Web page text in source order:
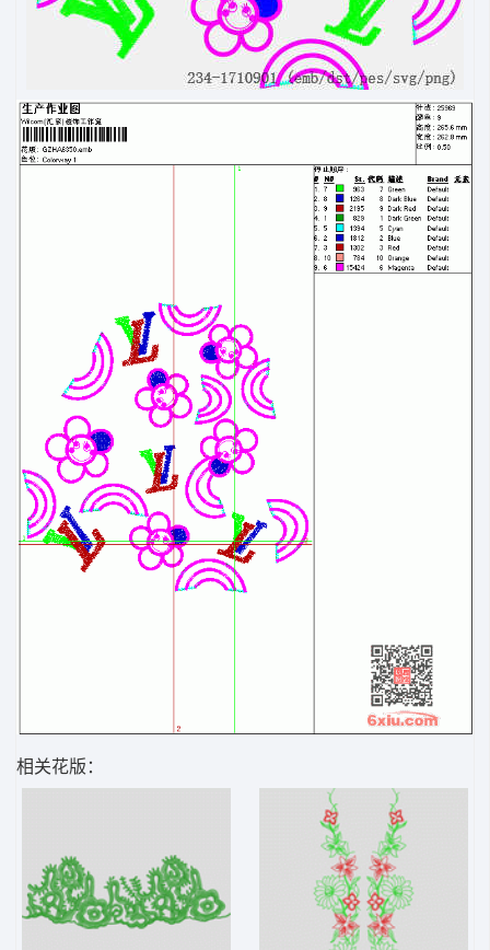
相关花版：